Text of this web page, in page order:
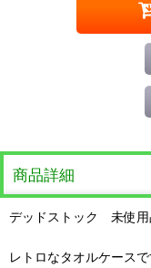
商品詳細
デッドストック 未使用
レトロなタオルケース